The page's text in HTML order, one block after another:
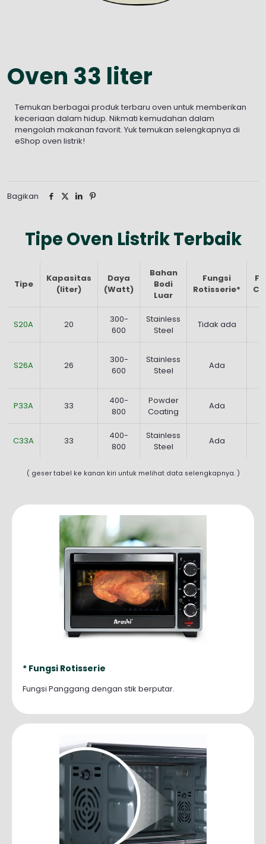
Oven 33 liter
Temukan berbagai produk terbaru oven untuk memberikan
keceriaan dalam hidup. Nikmati kemudahan dalam
mengolah makanan favorit. Yuk temukan selengkapnya di
eShop oven listrik!
Bagikan
Tipe Oven Listrik Terbaik
Tipe
Kapasitas
(liter)
Daya
(Watt)
Bahan
Bodi
Luar
Fungsi
Rotisserie*
S20A 20
300-
600
Stainless
Steel
Tidak ada
S26A 26
300-
600
Stainless
Steel
Ada
P33A 33
400-
800
Powder
Coating
Ada
C33A 33
400-
800
Stainless
Steel
Ada
( geser tabel ke kanan kiri untuk melihat data selengkapnya. )
* Fungsi Rotisserie
Fungsi Panggang dengan stik berputar.